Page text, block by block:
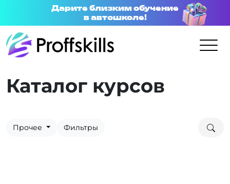
Дарите близким обучение
в автошколе!
Каталог курсов
Прочее Фильтры